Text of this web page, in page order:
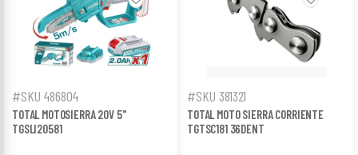
#SKU 486804
TOTAL MOTOSIERRA 20V 5"
TGSLI20581
#SKU 381321
TOTAL MOTO SIERRA CORRIENTE
TGTSC181 36DENT